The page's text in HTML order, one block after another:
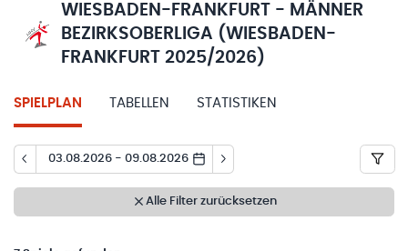
WIESBADEN-FRANKFURT - MÄNNER
BEZIRKSOBERLIGA (WIESBADEN-
FRANKFURT 2025/2026)
SPIELPLAN TABELLEN STATISTIKEN
03.08.2026 - 09.08.2026
Alle Filter zurücksetzen